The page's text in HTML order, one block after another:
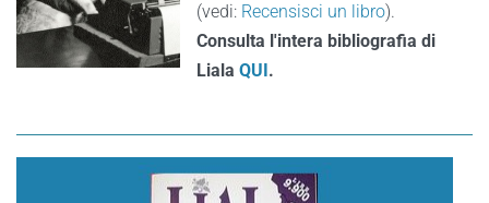
(vedi: Recensisci un libro).
Consulta l'intera bibliografia di
Liala QUI.